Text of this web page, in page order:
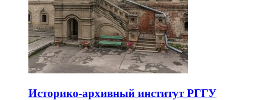
Историко-архивный институт РГГУ